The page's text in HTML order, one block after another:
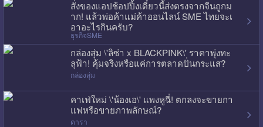
สั่งของแอปช้อปปิ้งเดี๋ยวนี้ส่งตรงจากจีนถูกม
าก! แล้วพ่อค้าแม่ค้าออนไลน์ SME ไทยจะเ
อาอะไรกินครับ?
ธุรกิจSME
กล่องสุ่ม \'ลิซ่า x BLACKPINK\' ราคาพุ่งทะ
ลุฟ้า! คุ้มจริงหรือแค่การตลาดปั่นกระแส?
กล่องสุ่ม
คาเฟ่ใหม่ \'น้องเอ\' แพงหูฉี่! ตกลงจะขายกา
แฟหรือขายภาพลักษณ์?
ดารา